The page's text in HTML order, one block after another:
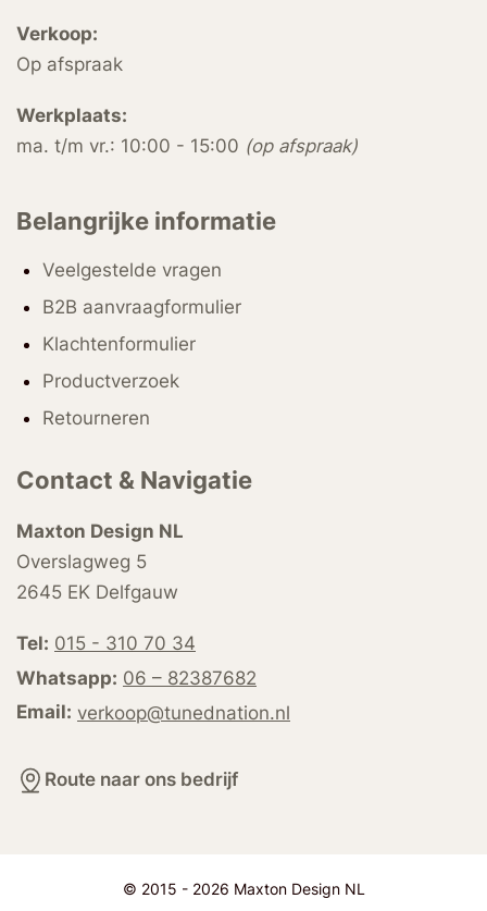
Verkoop:
Op afspraak
Werkplaats:
ma. t/m vr.: 10:00 - 15:00 (op afspraak)
Belangrijke informatie
Veelgestelde vragen
B2B aanvraagformulier
Klachtenformulier
Productverzoek
Retourneren
Contact & Navigatie
Maxton Design NL
Overslagweg 5
2645 EK Delfgauw
Tel: 015 - 310 70 34
Whatsapp: 06 – 82387682
Email: verkoop@tunednation.nl
Route naar ons bedrijf
© 2015 - 2026 Maxton Design NL